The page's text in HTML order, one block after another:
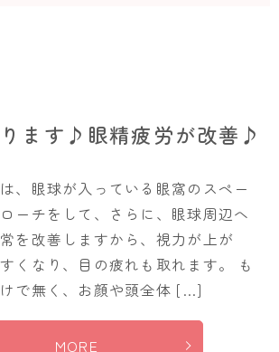
ます♪眼精疲労が改善♪
、眼球が入っている眼窩のスペー
ーチをして、さらに、眼球周辺へ
を改善しますから、視力が上が
くなり、目の疲れも取れます。 も
で無く、お顔や頭全体 […]
MORE